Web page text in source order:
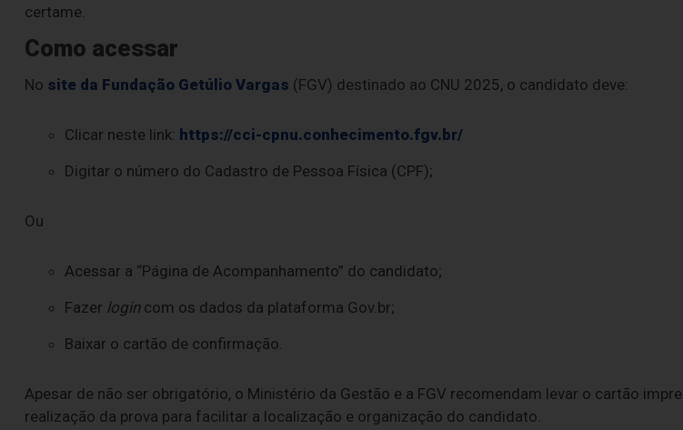
certame.
Como acessar
No site da Fundação Getúlio Vargas (FGV) destinado ao CNU 2025, o candidato deve:
Clicar neste link: https://cci-cpnu.conhecimento.fgv.br/
Digitar o número do Cadastro de Pessoa Física (CPF);
Ou
Acessar a “Página de Acompanhamento” do candidato;
Fazer logincom os dados da plataforma Gov.br;
Baixar o cartão de confirmação.
Apesar de não ser obrigatório, o Ministério da Gestão e a FGV recomendam levar o cartão
realização da prova para facilitar a localização e organização do candidato.